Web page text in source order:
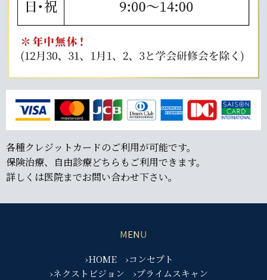
各種クレジットカードのご利用が可能です。
保険治療、自由診療どちらもご利用できます。
詳しくは医院までお問い合わせ下さい。
MENU
›HOME
›コンセプト
›ネクストビジョン
›プライムスキャン